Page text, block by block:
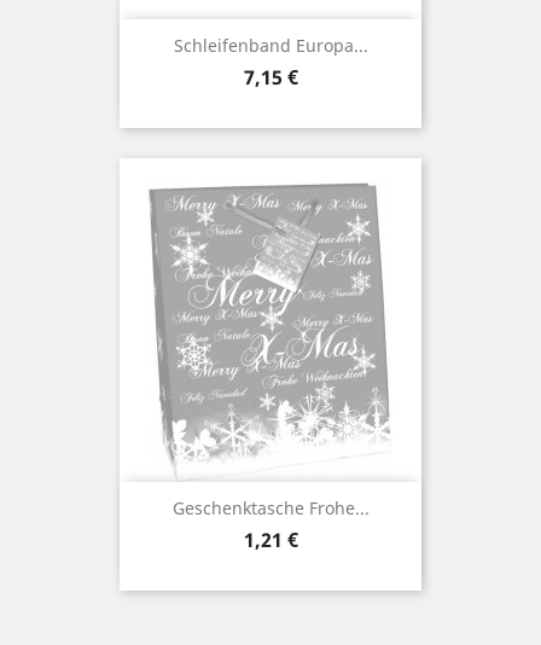
Schleifenband Europa...
Preis
7,15 €
Geschenktasche Frohe...
Preis
1,21 €